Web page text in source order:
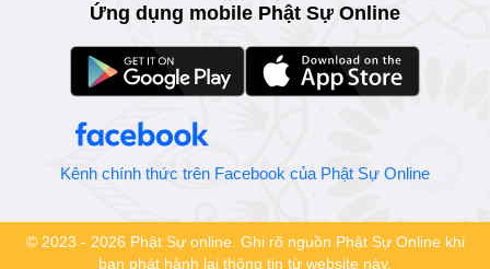
Ứng dụng mobile Phật Sự Online
Kênh chính thức trên Facebook của Phật Sự Online
© 2023 - 2026 Phật Sự online. Ghi rõ nguồn Phật Sự Online khi
bạn phát hành lại thông tin từ website này.